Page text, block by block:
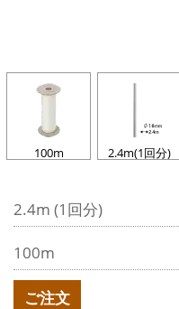
100m 2.4m(1回分)
2.4m (1回分)
100m
ご注文